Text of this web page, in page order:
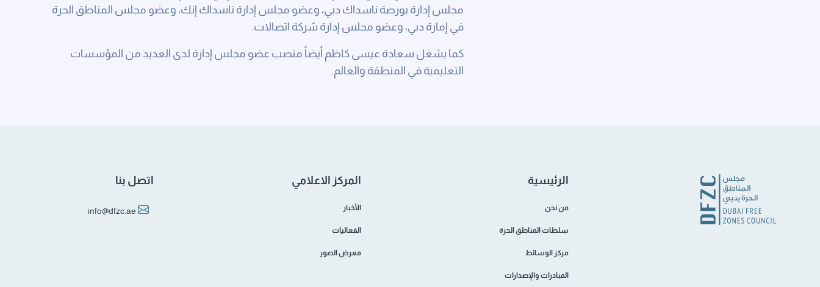
مجلس إدارة بورصة ناسداك دبي، وعضو مجلس إدارة ناسداك إنك، وعضو مجلس المناطق الحرة
في إمارة دبي، وعضو مجلس إدارة شركة اتصالات.
كما يشغل سعادة عيسى كاظم أيضاً منصب عضو مجلس إدارة لدى العديد من المؤسسات
التعليمية في المنطقة والعالم.
الرئيسية
من نحن
سلطات المناطق الحرة
مركز الوسائط
المبادرات والإصدارات
المركز الاعلامي
الأخبار
الفعاليات
معرض الصور
اتصل بنا